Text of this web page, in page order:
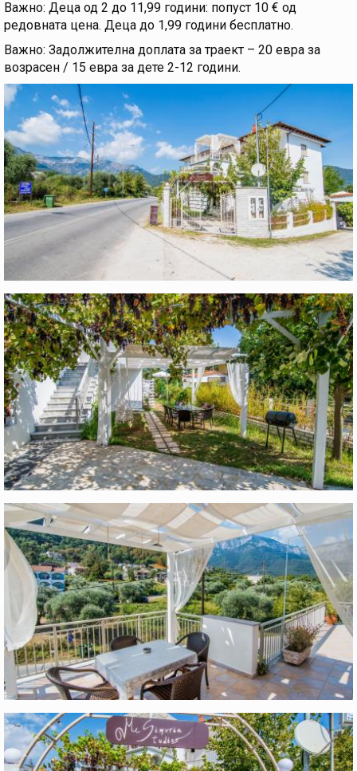
Важно: Деца од 2 до 11,99 години: попуст 10 € од
редовната цена. Деца до 1,99 години бесплатно.
Важно: Задолжителна доплата за траект – 20 евра за
возрасен / 15 евра за дете 2-12 години.